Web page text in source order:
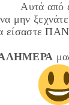
Αυτά από
μην
είσαστε